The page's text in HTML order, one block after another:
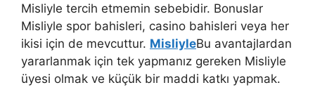
Misliyle tercih etmemin sebebidir. Bonuslar
Misliyle spor bahisleri, casino bahisleri veya her
ikisi için de mevcuttur. MisliyleBu avantajlardan
yararlanmak için tek yapmanız gereken Misliyle
üyesi olmak ve küçük bir maddi katkı yapmak.